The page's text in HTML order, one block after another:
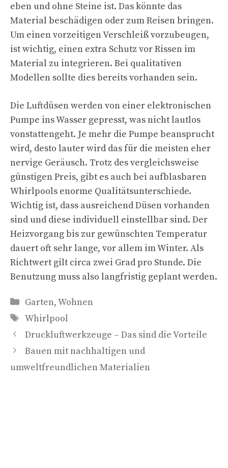
eben und ohne Steine ist. Das könnte das
Material beschädigen oder zum Reisen bringen.
Um einen vorzeitigen Verschleiß vorzubeugen,
ist wichtig, einen extra Schutz vor Rissen im
Material zu integrieren. Bei qualitativen
Modellen sollte dies bereits vorhanden sein.
Die Luftdüsen werden von einer elektronischen
Pumpe ins Wasser gepresst, was nicht lautlos
vonstattengeht. Je mehr die Pumpe beansprucht
wird, desto lauter wird das für die meisten eher
nervige Geräusch. Trotz des vergleichsweise
günstigen Preis, gibt es auch bei aufblasbaren
Whirlpools enorme Qualitätsunterschiede.
Wichtig ist, dass ausreichend Düsen vorhanden
sind und diese individuell einstellbar sind. Der
Heizvorgang bis zur gewünschten Temperatur
dauert oft sehr lange, vor allem im Winter. Als
Richtwert gilt circa zwei Grad pro Stunde. Die
Benutzung muss also langfristig geplant werden.
Kategorien
Garten,Wohnen
Schlagwörter
Whirlpool
Druckluftwerkzeuge – Das sind die Vorteile
Bauen mit nachhaltigen und
umweltfreundlichen Materialien